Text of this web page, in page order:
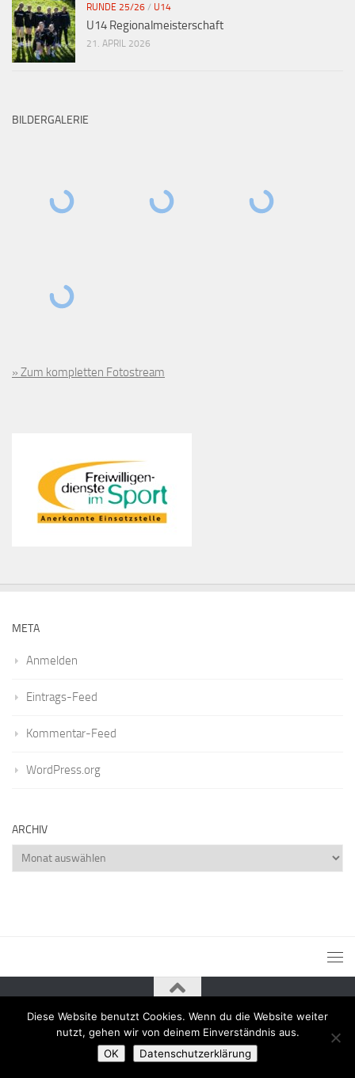
RUNDE 25/26 / U14
U14 Regionalmeisterschaft
21. APRIL 2026
BILDERGALERIE
» Zum kompletten Fotostream
META
Anmelden
Eintrags-Feed
Kommentar-Feed
WordPress.org
ARCHIV
Archiv
Powered by - Entworfen mit dem Zu Hueman Pro wechseln
Diese Website benutzt Cookies. Wenn du die Website weiter
nutzt, gehen wir von deinem Einverständnis aus.
OK
Datenschutzerklärung